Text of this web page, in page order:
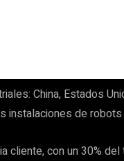
China, Estados
instalaciones de robots
cliente, con un 30%